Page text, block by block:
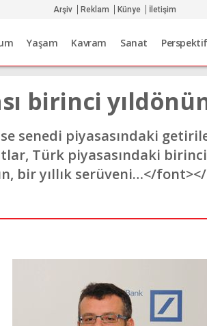
Arşiv Reklam Künye İletişim
Yaşam Kavram Sanat Perspektif
birinci
senedi piyasasındaki
Türk piyasasındaki
bir yıllık serüveni…</